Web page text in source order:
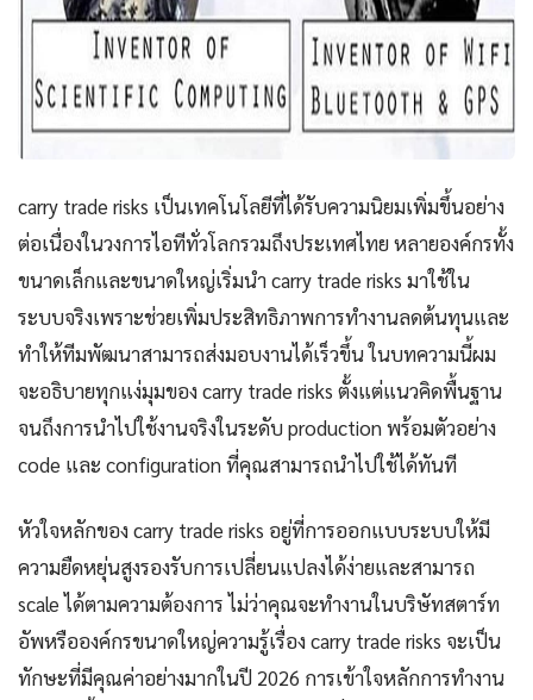
carry trade risks เป็นเทคโนโลยีที่ได้รับความนิยมเพิ่มขึ้นอย่าง
ต่อเนื่องในวงการไอทีทั่วโลกรวมถึงประเทศไทย หลายองค์กรทั้ง
ขนาดเล็กและขนาดใหญ่เริ่มนำ carry trade risks มาใช้ใน
ระบบจริงเพราะช่วยเพิ่มประสิทธิภาพการทำงานลดต้นทุนและ
ทำให้ทีมพัฒนาสามารถส่งมอบงานได้เร็วขึ้น ในบทความนี้ผม
จะอธิบายทุกแง่มุมของ carry trade risks ตั้งแต่แนวคิดพื้นฐาน
จนถึงการนำไปใช้งานจริงในระดับ production พร้อมตัวอย่าง
code และ configuration ที่คุณสามารถนำไปใช้ได้ทันที
หัวใจหลักของ carry trade risks อยู่ที่การออกแบบระบบให้มี
ความยืดหยุ่นสูงรองรับการเปลี่ยนแปลงได้ง่ายและสามารถ
scale ได้ตามความต้องการ ไม่ว่าคุณจะทำงานในบริษัทสตาร์ท
อัพหรือองค์กรขนาดใหญ่ความรู้เรื่อง carry trade risks จะเป็น
ทักษะที่มีคุณค่าอย่างมากในปี 2026 การเข้าใจหลักการทำงาน